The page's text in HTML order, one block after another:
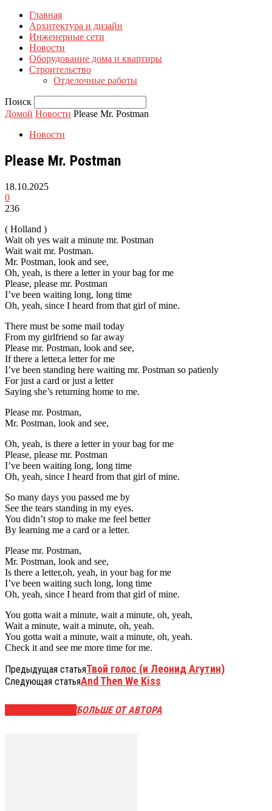
Главная
Архитектура и дизайн
Инженерные сети
Новости
Оборудование дома и квартиры
Строительство
Отделочные работы
Поиск
Домой Новости Please Mr. Postman
Новости
Please Mr. Postman
18.10.2025
0
236
( Holland )
Wait oh yes wait a minute mr. Postman
Wait wait mr. Postman.
Mr. Postman, look and see,
Oh, yeah, is there a letter in your bag for me
Please, please mr. Postman
I’ve been waiting long, long time
Oh, yeah, since I heard from that girl of mine.
There must be some mail today
From my girlfriend so far away
Please mr. Postman, look and see,
If there a letter,a letter for me
I’ve been standing here waiting mr. Postman so patienly
For just a card or just a letter
Saying she’s returning home to me.
Please mr. Postman,
Mr. Postman, look and see,
Oh, yeah, is there a letter in your bag for me
Please, please mr. Postman
I’ve been waiting long, long time
Oh, yeah, since I heard from that girl of mine.
So many days you passed me by
See the tears standing in my eyes.
You didn’t stop to make me feel better
By learning me a card or a letter.
Please mr. Postman,
Mr. Postman, look and see,
Is there a letter,oh, yeah, in your bag for me
I’ve been waiting such long, long time
Oh, yeah, since I heard from that girl of mine.
You gotta wait a minute, wait a minute, oh, yeah,
Wait a minute, wait a minute, oh, yeah.
You gotta wait a minute, wait a minute, oh, yeah.
Check it and see me more time for me.
Предыдущая статьяТвой голос (и Леонид Агутин)
Следующая статьяAnd Then We Kiss
БОЛЬШЕ ОТ АВТОРА